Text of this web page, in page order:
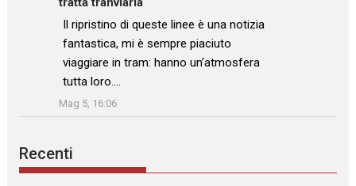
: “
Il ripristino di queste linee è una notizia
fantastica, mi è sempre piaciuto
viaggiare in tram: hanno un’atmosfera
tutta loro.…
”
Mag 5, 16:06
Recenti